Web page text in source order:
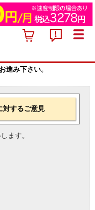
進み下さい。
対するご意見
ます。